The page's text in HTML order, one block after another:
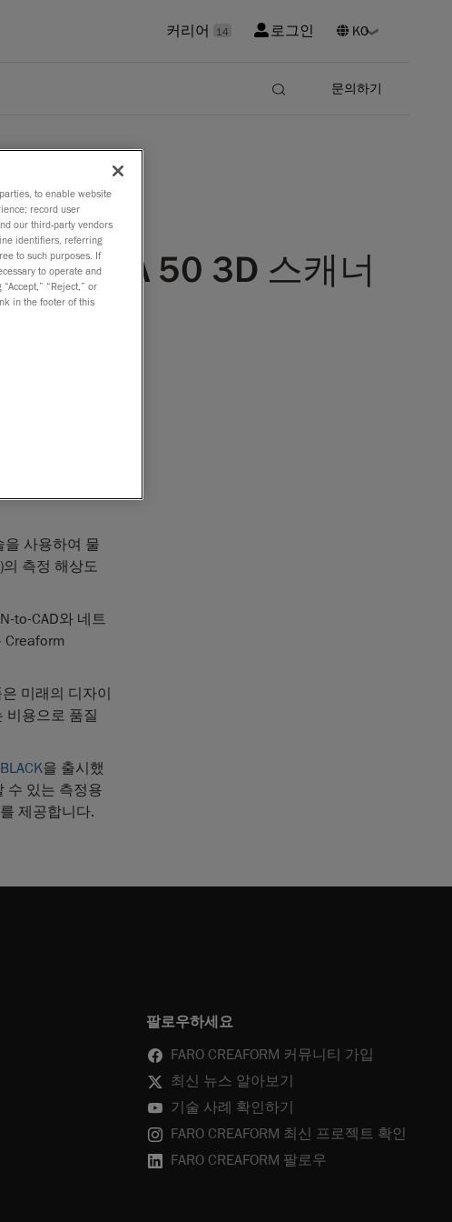
커리어 14 로그인
문의하기
50 3D 스캐너
아폼)은 오늘
과 역설계, 산
을 사용하여 물
측정 해상도
to-CAD와 네트
Creaform
미래의 디자이
비용으로 품질
을 출시했
수 있는 측정용
제공합니다.
팔로우하세요
FARO CREAFORM 커뮤니티 가입
최신 뉴스 알아보기
기술 사례 확인하기
FARO CREAFORM 최신 프로젝트 확인
FARO CREAFORM 팔로우
to enable website
record user
our third-party vendors
identifiers, referring
to such purposes. If
to operate and
“Reject,” or
in the footer of this